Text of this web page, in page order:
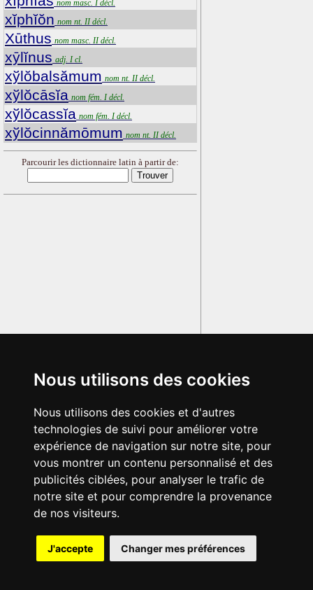
Nous utilisons des cookies
Nous utilisons des cookies et d'autres
technologies de suivi pour améliorer votre
expérience de navigation sur notre site, pour
vous montrer un contenu personnalisé et des
publicités ciblées, pour analyser le trafic de
notre site et pour comprendre la provenance
de nos visiteurs.
J'accepte Changer mes préférences
nom masc. I décl.
xĭphĭŏn nom nt. II décl.
Xūthus nom masc. II décl.
xȳlĭnus adj. I cl.
xўlŏbalsămum nom nt. II décl.
xўlŏcāsĭa nom fém. I décl.
xўlŏcassĭa nom fém. I décl.
xўlŏcinnămōmum nom nt. II décl.
Parcourir les dictionnaire latin à partir de:
{{ID:XENOPHON100}} ---CACHE---
© 2003-2029 - Tous droits réservés - Olivetti Media Communication